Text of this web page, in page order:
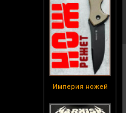
Империя ножей